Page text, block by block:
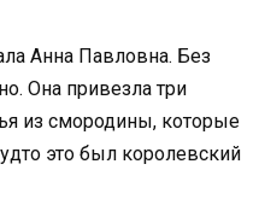
Анна Павловна. Без
Она привезла три
из смородины, которые
это был королевский